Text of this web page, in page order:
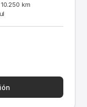
10.250 km